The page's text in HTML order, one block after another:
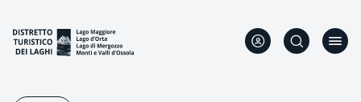
contenuto
principale